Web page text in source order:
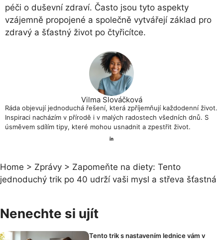
péči o duševní zdraví. Často jsou tyto aspekty
vzájemně propojené a společně vytvářejí základ pro
zdravý a šťastný život po čtyřicítce.
Vilma Slováčková
Ráda objevují jednoduchá řešení, která zpříjemňují každodenní život.
Inspiraci nacházím v přírodě i v malých radostech všedních dnů. S
úsměvem sdílím tipy, které mohou usnadnit a zpestřit život.
Home > Zprávy > Zapomeňte na diety: Tento
jednoduchý trik po 40 udrží vaši mysl a střeva šťastná
Nenechte si ujít
Tento trik s nastavením lednice vám v